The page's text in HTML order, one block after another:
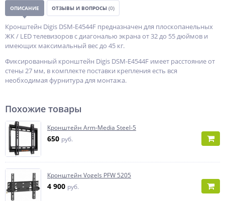
ОПИСАНИЕ ОТЗЫВЫ И ВОПРОСЫ (0)
Кронштейн Digis DSM-E4544F предназначен для плоскопанельных
ЖК / LED телевизоров с диагональю экрана от 32 до 55 дюймов и
имеющих максимальный вес до 45 кг.
Фиксированный кронштейн Digis DSM-E4544F имеет расстояние от
стены 27 мм, в комплекте поставки крепления есть вся
необходимая фурнитура для монтажа.
Похожие товары
Кронштейн Arm-Media Steel-5
650 руб.
Кронштейн Vogels PFW 5205
4 900 руб.